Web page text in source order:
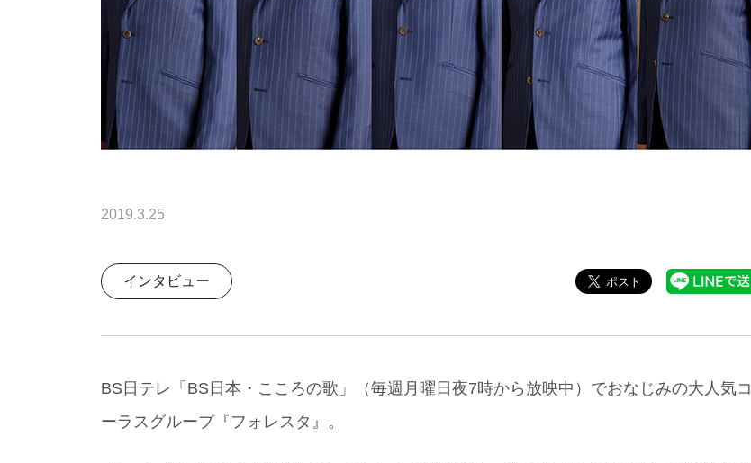
2019.3.25
インタビュー
BS日テレ「BS日本・こころの歌」（毎週月曜日夜7時から放映中）でおなじみの大人気コ
ーラスグループ『フォレスタ』。